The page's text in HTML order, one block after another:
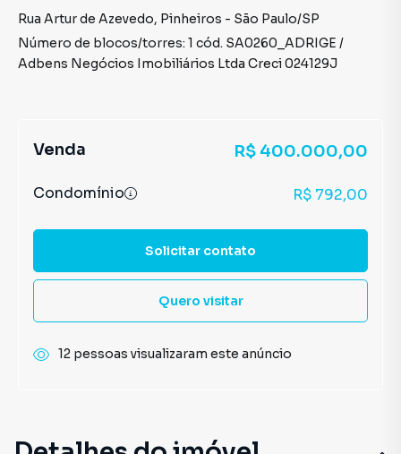
Rua Artur de Azevedo, Pinheiros - São Paulo/SP
Número de blocos/torres: 1 cód. SA0260_ADRIGE /
Adbens Negócios Imobiliários Ltda Creci024129J
Venda R$ 400.000,00
Condomínio R$ 792,00
Solicitar contato
Quero visitar
12 pessoas visualizaram este anúncio